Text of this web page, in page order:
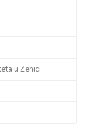
u Zenici